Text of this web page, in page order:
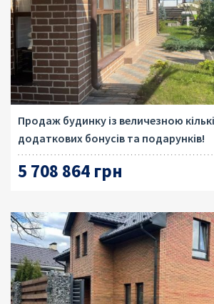
Продаж будинку із величезною
додаткових бонусів та подарунків!
5 708 864 грн